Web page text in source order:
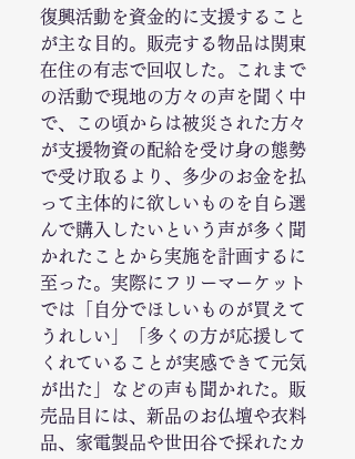
復興活動を資金的に支援すること
が主な目的。販売する物品は関東
在住の有志で回収した。これまで
の活動で現地の方々の声を聞く中
で、この頃からは被災された方々
が支援物資の配給を受け身の態勢
で受け取るより、多少のお金を払
って主体的に欲しいものを自ら選
んで購入したいという声が多く聞
かれたことから実施を計画するに
至った。実際にフリーマーケット
では「自分でほしいものが買えて
うれしい」「多くの方が応援して
くれていることが実感できて元気
が出た」などの声も聞かれた。販
売品目には、新品のお仏壇や衣料
品、家電製品や世田谷で採れたカ